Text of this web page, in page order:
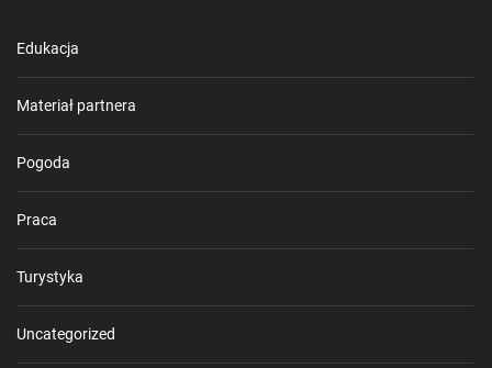
Edukacja
Materiał partnera
Pogoda
Praca
Turystyka
Uncategorized